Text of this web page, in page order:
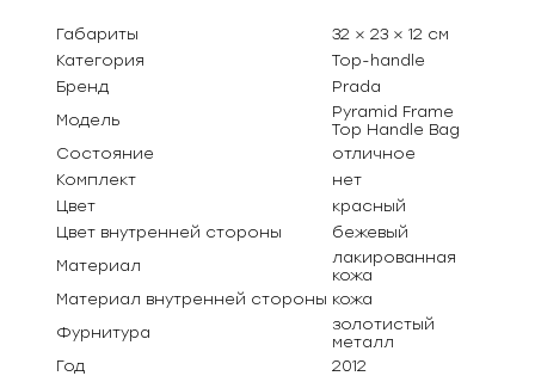
Габариты
32 × 23 × 12 см
Категория
Top-handle
Бренд
Prada
Модель
Pyramid Frame
Top Handle Bag
Состояние
отличное
Комплект
нет
Цвет
красный
Цвет внутренней стороны
бежевый
Материал
лакированная
кожа
Материал внутренней стороны кожа
Фурнитура
золотистый
металл
Год
2012